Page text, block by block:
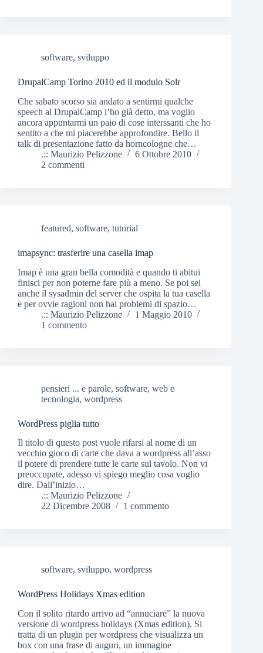
software, sviluppo
DrupalCamp Torino 2010 ed il modulo Solr
Che sabato scorso sia andato a sentirmi qualche
speech al DrupalCamp l’ho già detto, ma voglio
ancora appuntarmi un paio di cose interssanti che ho
sentito a che mi piacerebbe approfondire. Bello il
talk di presentazione fatto da horncologne che…
.:: Maurizio Pelizzone
6 Ottobre 2010
2 commenti
featured, software, tutorial
imapsync: trasferire una casella imap
Imap è una gran bella comodità e quando ti abitui
finisci per non poterne fare più a meno. Se poi sei
anche il sysadmin del server che ospita la tua casella
e per ovvie ragioni non hai problemi di spazio…
.:: Maurizio Pelizzone
1 Maggio 2010
1 commento
pensieri ... e parole, software, web e
tecnologia, wordpress
WordPress piglia tutto
Il titolo di questo post vuole rifarsi al nome di un
vecchio gioco di carte che dava a wordpress all’asso
il potere di prendere tutte le carte sul tavolo. Non vi
preoccupate, adesso vi spiego meglio cosa voglio
dire. Dall’inizio…
.:: Maurizio Pelizzone
22 Dicembre 2008
1 commento
software, sviluppo, wordpress
WordPress Holidays Xmas edition
Con il solito ritardo arrivo ad “annuciare” la nuova
versione di wordpress holidays (Xmas edition). Si
tratta di un plugin per wordpress che visualizza un
box con una frase di auguri, un immagine